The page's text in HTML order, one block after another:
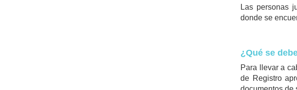
Las personas
donde se
¿Qué se
Para llevar a
de Registro